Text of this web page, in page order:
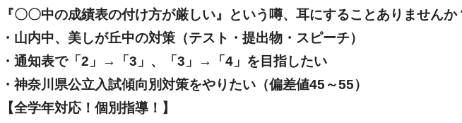
『〇〇中の成績表の付け方が厳しい』という噂、耳にすることありませんか
・山内中、美しが丘中の対策（テスト・提出物・スピーチ）
・通知表で「2」→「3」、「3」→「4」を目指したい
・神奈川県公立入試傾向別対策をやりたい（偏差値45～55）
【全学年対応！個別指導！】